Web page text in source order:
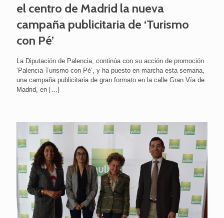
el centro de Madrid la nueva
campaña publicitaria de ‘Turismo
con Pé’
La Diputación de Palencia, continúa con su acción de promoción
‘Palencia Turismo con Pé’, y ha puesto en marcha esta semana,
una campaña publicitaria de gran formato en la calle Gran Vía de
Madrid, en […]